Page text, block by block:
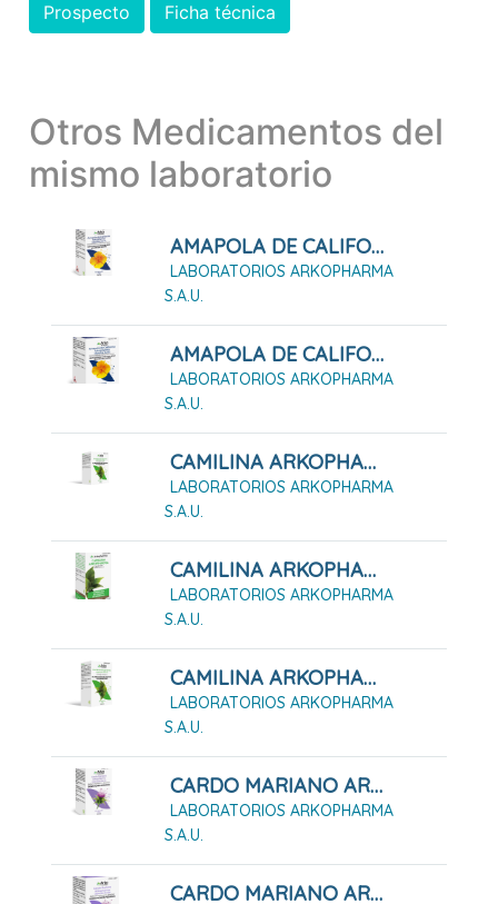
Prospecto Ficha técnica
Otros Medicamentos del
mismo laboratorio
AMAPOLA DE CALIFORNIA ARKOPHARMA 45 Cápsulas Duras
LABORATORIOS ARKOPHARMA
S.A.U.
AMAPOLA DE CALIFORNIA ARKOPHARMA 84 Cápsula Duras
LABORATORIOS ARKOPHARMA
S.A.U.
CAMILINA ARKOPHARMA 100 CÁPSULAS DURAS
LABORATORIOS ARKOPHARMA
S.A.U.
CAMILINA ARKOPHARMA 200 CÁPSULAS DURAS
LABORATORIOS ARKOPHARMA
S.A.U.
CAMILINA ARKOPHARMA 50 CÁPSULAS DURAS
LABORATORIOS ARKOPHARMA
S.A.U.
CARDO MARIANO ARKOPHARMA 45 CÁPSULAS DURAS
LABORATORIOS ARKOPHARMA
S.A.U.
CARDO MARIANO ARKOPHARMA 84 CÁPSULAS DURAS